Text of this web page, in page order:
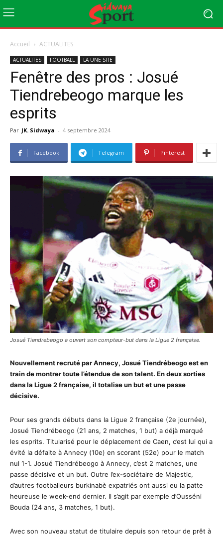
Accueil ACTUALITES
ACTUALITES FOOTBALL LA UNE SITE
Fenêtre des pros : Josué
Tiendrebeogo marque les
esprits
Par JK. Sidwaya - 4 septembre 2024
Facebook Telegram Pinterest
Josué Tiendrebeogo a ouvert son compteur-but dans la Ligue 2 française.
Nouvellement recruté par Annecy, Josué Tiendrébeogo est en
train de montrer toute l’étendue de son talent. En deux sorties
dans la Ligue 2 française, il totalise un but et une passe
décisive.
Pour ses grands débuts dans la Ligue 2 française (2e journée),
Josué Tiendrébeogo (21 ans, 2 matches, 1 but) a déjà marqué
les esprits. Titularisé pour le déplacement de Caen, c’est lui qui a
évité la défaite à Annecy (10e) en scorant (52e) pour le match
nul 1-1. Josué Tiendrébeogo à Annecy, c’est 2 matches, une
passe décisive et un but. Outre l’ex-sociétaire de Majestic,
d’autres footballeurs burkinabè expatriés ont aussi eu la patte
heureuse le week-end dernier. Il s’agit par exemple d’Ousséni
Bouda (24 ans, 3 matches, 1 but).
Avec son nouveau statut de titulaire depuis son retour de prêt à